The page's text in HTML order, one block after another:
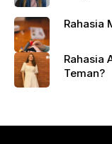
Rahasia
Rahasia
Teman?